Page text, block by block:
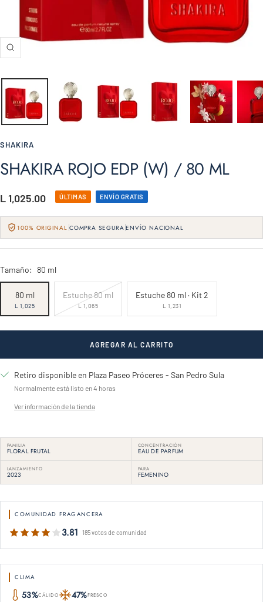
Zoom
SHAKIRA
SHAKIRA ROJO EDP (W) / 80 ML
Precio
de
venta
L 1,025.00 ÚLTIMAS ENVÍO GRATIS
100% ORIGINAL COMPRA SEGURA ENVÍO NACIONAL
Tamaño: 80 ml
80 ml
L 1,025
Estuche 80 ml
L 1,065
Estuche 80 ml · Kit 2
L 1,231
AGREGAR AL CARRITO
Retiro disponible en Plaza Paseo Próceres - San Pedro Sula
Normalmente está listo en 4 horas
Ver información de la tienda
FAMILIA
FLORAL FRUTAL
CONCENTRACIÓN
EAU DE PARFUM
LANZAMIENTO
2023
PARA
FEMENINO
COMUNIDAD FRAGANCERA
3.81 185 votos de comunidad
CLIMA
53%CÁLIDO 47%FRESCO